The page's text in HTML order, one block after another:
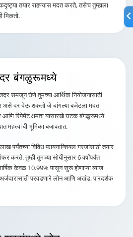
तयार राहण्यास मदत करते, तसेच तुम्हाला
मिळतो.
बंगळुरूमध्ये
समजून घेणे तुमच्या आर्थिक नियोजनासाठी
दर देऊ शकतो जे चांगल्या बजेटला मदत
रिपेमेंट क्षमता यासारखे घटक बंगळुरूमध्ये
महत्त्वाची भूमिका बजावतात.
पर्यंतच्या विविध फायनान्शियल गरजांसाठी तयार
तुम्ही तुमच्या सोयीनुसार 6 वर्षांपर्यंत
केवळ 10.99% पासून सुरू होणाऱ्या व्याज
परवडणारे लोन आणि अखंड, पारदर्शक